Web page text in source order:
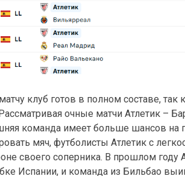
клуб готов в полном составе,
очные матчи Атлетик –
команда имеет больше шансов на
мяч, футболисты Атлетик с
своего соперника. В прошлом году
Испании, и команда из Бильбао